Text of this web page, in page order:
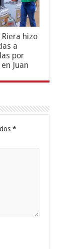
hizo
a
por
Juan
*